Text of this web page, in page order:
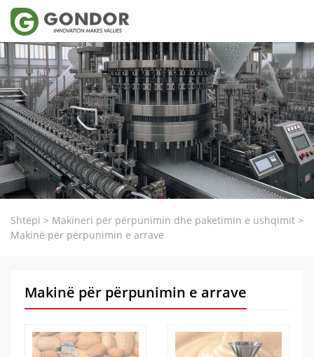
Shtëpi > Makineri për përpunimin dhe paketimin e ushqimit >
Makinë për përpunimin e arrave
Makinë për përpunimin e arrave